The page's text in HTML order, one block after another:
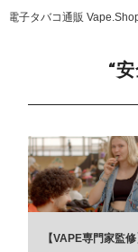
新商品
アメリカ・カナダ製
電子タバコ通販
“
【VAPE専門家監